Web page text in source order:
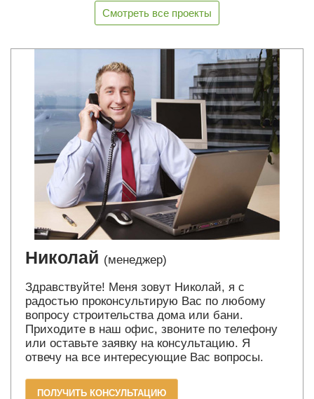
Смотреть все проекты
Николай (менеджер)
Здравствуйте! Меня зовут Николай, я с
радостью проконсультирую Вас по любому
вопросу строительства дома или бани.
Приходите в наш офис, звоните по телефону
или оставьте заявку на консультацию. Я
отвечу на все интересующие Вас вопросы.
ПОЛУЧИТЬ КОНСУЛЬТАЦИЮ